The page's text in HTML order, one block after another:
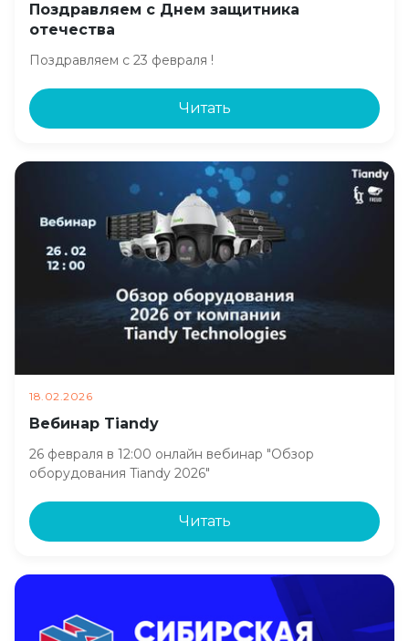
Поздравляем с Днем защитника
отечества
Поздравляем с 23 февраля !
Читать
18.02.2026
Вебинар Tiandy
26 февраля в 12:00 онлайн вебинар "Обзор
оборудования Tiandy 2026"
Читать